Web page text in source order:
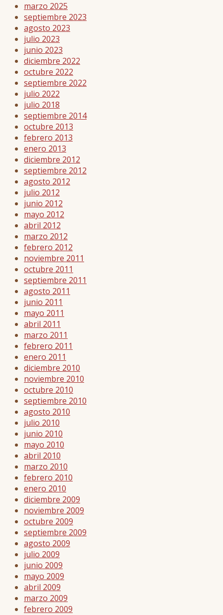
marzo 2025
septiembre 2023
agosto 2023
julio 2023
junio 2023
diciembre 2022
octubre 2022
septiembre 2022
julio 2022
julio 2018
septiembre 2014
octubre 2013
febrero 2013
enero 2013
diciembre 2012
septiembre 2012
agosto 2012
julio 2012
junio 2012
mayo 2012
abril 2012
marzo 2012
febrero 2012
noviembre 2011
octubre 2011
septiembre 2011
agosto 2011
junio 2011
mayo 2011
abril 2011
marzo 2011
febrero 2011
enero 2011
diciembre 2010
noviembre 2010
octubre 2010
septiembre 2010
agosto 2010
julio 2010
junio 2010
mayo 2010
abril 2010
marzo 2010
febrero 2010
enero 2010
diciembre 2009
noviembre 2009
octubre 2009
septiembre 2009
agosto 2009
julio 2009
junio 2009
mayo 2009
abril 2009
marzo 2009
febrero 2009